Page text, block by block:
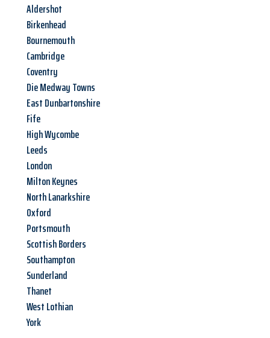
Aldershot
Birkenhead
Bournemouth
Cambridge
Coventry
Die Medway Towns
East Dunbartonshire
Fife
High Wycombe
Leeds
London
Milton Keynes
North Lanarkshire
Oxford
Portsmouth
Scottish Borders
Southampton
Sunderland
Thanet
West Lothian
York